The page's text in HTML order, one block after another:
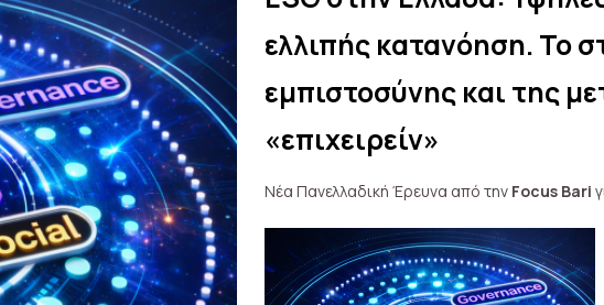
ελλιπής κατανόηση. Το
εμπιστοσύνης και της
«επιχειρείν»
Νέα Πανελλαδική Έρευνα από την Focus Bari